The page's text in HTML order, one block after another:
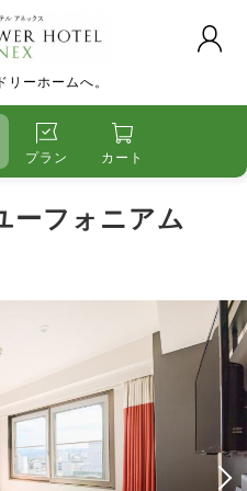
リーホームへ。
プラン カート
ーフォニアム